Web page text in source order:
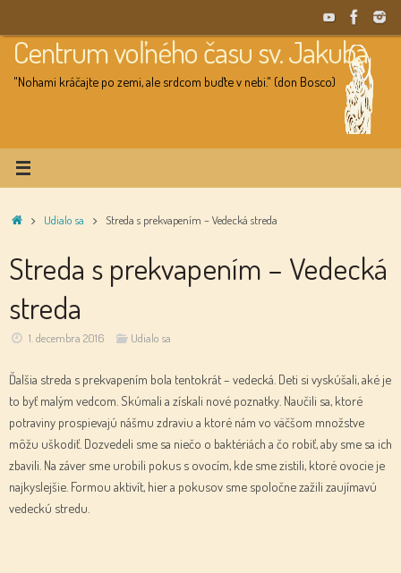
to
content
Centrum voľného času sv. Jakuba
"Nohami kráčajte po zemi, ale srdcom buďte v nebi." (don Bosco)
HomeUdialo sa Streda s prekvapením – Vedecká streda
Streda s prekvapením – Vedecká
streda
1. decembra 2016 Udialo sa
Ďalšia streda s prekvapením bola tentokrát – vedecká. Deti si vyskúšali, aké je
to byť malým vedcom. Skúmali a získali nové poznatky. Naučili sa, ktoré
potraviny prospievajú nášmu zdraviu a ktoré nám vo väčšom množstve
môžu uškodiť. Dozvedeli sme sa niečo o baktériách a čo robiť, aby sme sa ich
zbavili. Na záver sme urobili pokus s ovocím, kde sme zistili, ktoré ovocie je
najkyslejšie. Formou aktivít, hier a pokusov sme spoločne zažili zaujímavú
vedeckú stredu.